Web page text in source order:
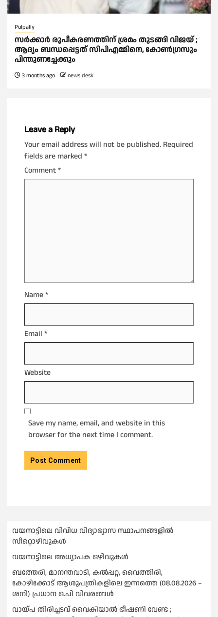
Pulpally
സര്‍ക്കാര്‍ രൂപീകരണത്തിന് ശ്രമം തുടങ്ങി വിജയ് ;
ആദ്യം ബന്ധപ്പെട്ടത് സിപിഎമ്മിനെ, കോണ്‍ഗ്രസും
പിന്തുണച്ചേക്കും
3 months ago news desk
Leave a Reply
Your email address will not be published. Required
fields are marked *
Comment*
Name*
Email *
Website
Save my name, email, and website in this
browser for the next time I comment.
വയനാട്ടിലെ വിവിധ വിദ്യാഭ്യാസ സ്ഥാപനങ്ങളിൽ
സീറ്റൊഴിവുകൾ
വയനാട്ടിലെ അധ്യാപക ഒഴിവുകൾ
ബത്തേരി, മാനന്തവാടി, കൽപ്പറ്റ, വൈത്തിരി,
കോഴിക്കോട് ആശുപത്രികളിലെ ഇന്നത്തെ (08.08.2026 –
ശനി) പ്രധാന ഒ.പി വിവരങ്ങൾ
വായ്പ തിരിച്ചടവ് വൈകിയാല്‍ ഭീഷണി വേണ്ട ;